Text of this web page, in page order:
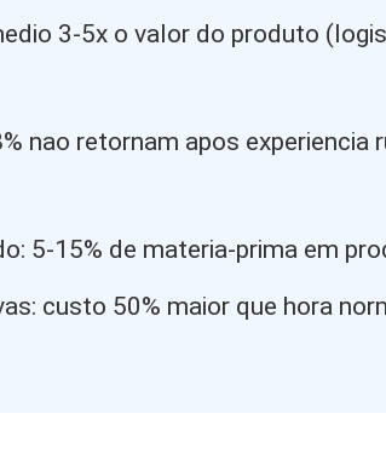
3-5x o valor do produto
nao retornam apos experiencia
5-15% de materia-prima em
custo 50% maior que hora